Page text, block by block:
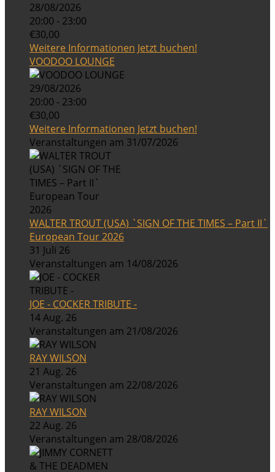
28/08/2026
20:00 - 23:00
€30,00
Weitere Informationen Jetzt buchen!
VOODOO LOUNGE
29/08/2026
20:00 - 23:00
€30,00
Weitere Informationen Jetzt buchen!
Veranstaltungen am 31/07/2026
WALTER TROUT (USA) `SIGN OF THE TIMES – Part II`
European Tour 2026
31 Juli 26
Veranstaltungen am 14/08/2026
JOE - COCKER TRIBUTE -
14 Aug. 26
Veranstaltungen am 21/08/2026
RAY WILSON
21 Aug. 26
Veranstaltungen am 22/08/2026
RAY WILSON
22 Aug. 26
Veranstaltungen am 28/08/2026